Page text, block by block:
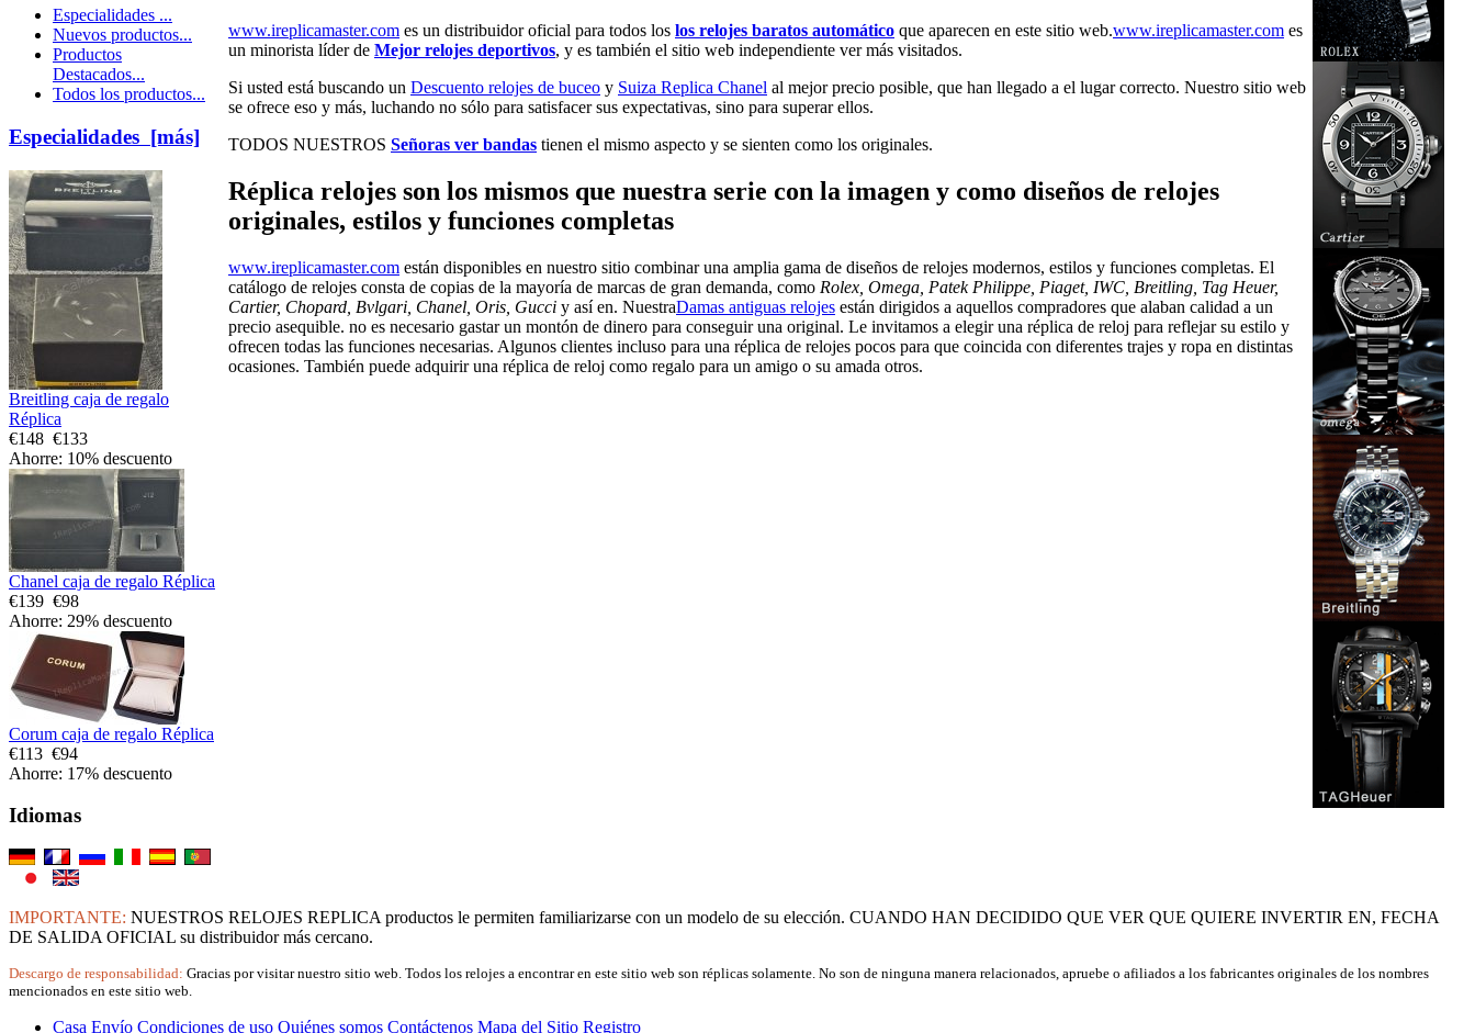
Especialidades ...
Nuevos productos...
Productos
Destacados...
Todos los productos...
Especialidades [más]
Breitling caja de regalo
Réplica
€148 €133
Ahorre: 10% descuento
Chanel caja de regalo Réplica
€139 €98
Ahorre: 29% descuento
Corum caja de regalo Réplica
€113 €94
Ahorre: 17% descuento
Idiomas
www.ireplicamaster.com es un distribuidor oficial para todos los los relojes baratos automático que aparecen en este sitio web.www.ireplicamaster.com es
un minorista líder de Mejor relojes deportivos, y es también el sitio web independiente ver más visitados.
Si usted está buscando un Descuento relojes de buceo y Suiza Replica Chanel al mejor precio posible, que han llegado a el lugar correcto. Nuestro sitio web
se ofrece eso y más, luchando no sólo para satisfacer sus expectativas, sino para superar ellos.
TODOS NUESTROS Señoras ver bandas tienen el mismo aspecto y se sienten como los originales.
Réplica relojes son los mismos que nuestra serie con la imagen y como diseños de relojes
originales, estilos y funciones completas
www.ireplicamaster.com están disponibles en nuestro sitio combinar una amplia gama de diseños de relojes modernos, estilos y funciones completas. El
catálogo de relojes consta de copias de la mayoría de marcas de gran demanda, como Rolex, Omega, Patek Philippe, Piaget, IWC, Breitling, Tag Heuer,
Cartier, Chopard, Bvlgari, Chanel, Oris, Gucci y así en. NuestraDamas antiguas relojes están dirigidos a aquellos compradores que alaban calidad a un
precio asequible. no es necesario gastar un montón de dinero para conseguir una original. Le invitamos a elegir una réplica de reloj para reflejar su estilo y
ofrecen todas las funciones necesarias. Algunos clientes incluso para una réplica de relojes pocos para que coincida con diferentes trajes y ropa en distintas
ocasiones. También puede adquirir una réplica de reloj como regalo para un amigo o su amada otros.
IMPORTANTE: NUESTROS RELOJES REPLICA productos le permiten familiarizarse con un modelo de su elección. CUANDO HAN DECIDIDO QUE VER QUE QUIERE INVERTIR EN, FECHA
DE SALIDA OFICIAL su distribuidor más cercano.
Descargo de responsabilidad: Gracias por visitar nuestro sitio web. Todos los relojes a encontrar en este sitio web son réplicas solamente. No son de ninguna manera relacionados, apruebe o afiliados a los fabricantes originales de los nombres
mencionados en este sitio web.
Casa Envío Condiciones de uso Quiénes somos Contáctenos Mapa del Sitio Registro